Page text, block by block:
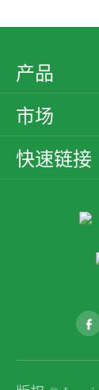
产品
市场
快速链接
